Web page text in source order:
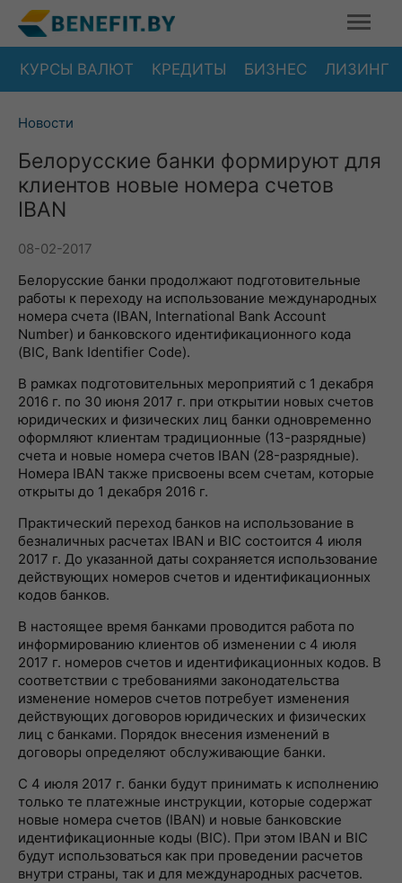
КУРСЫ ВАЛЮТ КРЕДИТЫ БИЗНЕС ЛИЗИНГ
Новости
Белорусские банки формируют для
клиентов новые номера счетов
IBAN
08-02-2017
Белорусские банки продолжают подготовительные
работы к переходу на использование международных
номера счета (IBAN, International Bank Account
Number) и банковского идентификационного кода
(BIC, Bank Identifier Code).
В рамках подготовительных мероприятий с 1 декабря
2016 г. по 30 июня 2017 г. при открытии новых счетов
юридических и физических лиц банки одновременно
оформляют клиентам традиционные (13-разрядные)
счета и новые номера счетов IBAN (28-разрядные).
Номера IBAN также присвоены всем счетам, которые
открыты до 1 декабря 2016 г.
Практический переход банков на использование в
безналичных расчетах IBAN и BIC состоится 4 июля
2017 г. До указанной даты сохраняется использование
действующих номеров счетов и идентификационных
кодов банков.
В настоящее время банками проводится работа по
информированию клиентов об изменении с 4 июля
2017 г. номеров счетов и идентификационных кодов. В
соответствии с требованиями законодательства
изменение номеров счетов потребует изменения
действующих договоров юридических и физических
лиц с банками. Порядок внесения изменений в
договоры определяют обслуживающие банки.
С 4 июля 2017 г. банки будут принимать к исполнению
только те платежные инструкции, которые содержат
новые номера счетов (IBAN) и новые банковские
идентификационные коды (BIC). При этом IBAN и BIC
будут использоваться как при проведении расчетов
внутри страны, так и для международных расчетов.